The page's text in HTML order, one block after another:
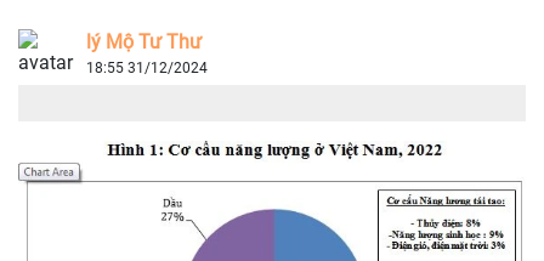
lý Mộ Tư Thư
18:55 31/12/2024